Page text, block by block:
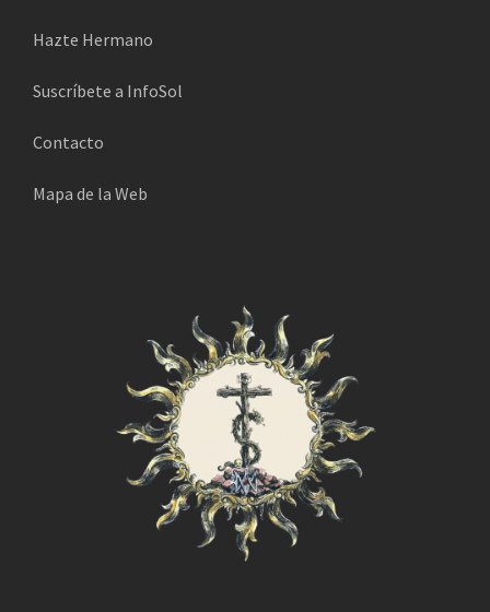
Hazte Hermano
Suscríbete a InfoSol
Contacto
Mapa de la Web